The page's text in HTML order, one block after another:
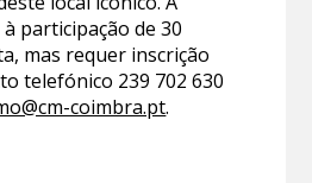
participação de 30
mas requer inscrição
telefónico 239 702 630
coimbra.pt.